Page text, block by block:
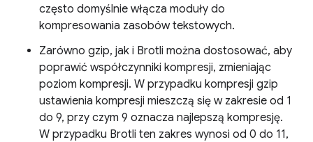
często domyślnie włącza moduły do
kompresowania zasobów tekstowych.
Zarówno gzip, jak i Brotli można dostosować, aby
poprawić współczynniki kompresji, zmieniając
poziom kompresji. W przypadku kompresji gzip
ustawienia kompresji mieszczą się w zakresie od 1
do 9, przy czym 9 oznacza najlepszą kompresję.
W przypadku Brotli ten zakres wynosi od 0 do 11,